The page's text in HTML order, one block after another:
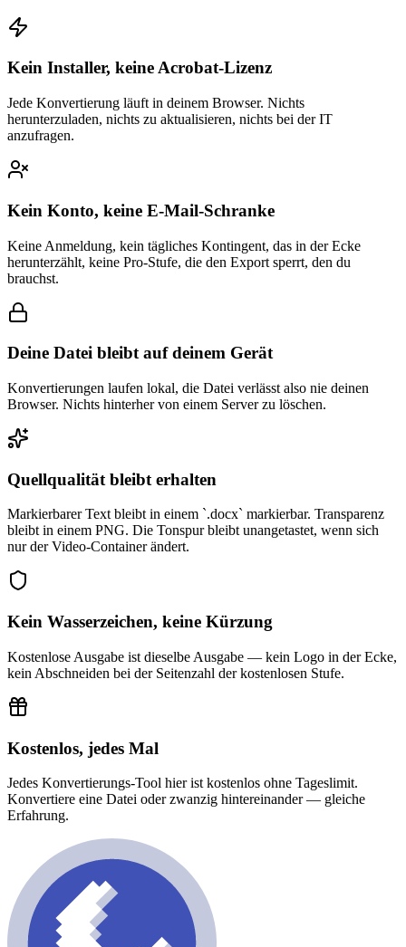
Kein Installer, keine Acrobat-Lizenz
Jede Konvertierung läuft in deinem Browser. Nichts
herunterzuladen, nichts zu aktualisieren, nichts bei der IT
anzufragen.
Kein Konto, keine E-Mail-Schranke
Keine Anmeldung, kein tägliches Kontingent, das in der Ecke
herunterzählt, keine Pro-Stufe, die den Export sperrt, den du
brauchst.
Deine Datei bleibt auf deinem Gerät
Konvertierungen laufen lokal, die Datei verlässt also nie deinen
Browser. Nichts hinterher von einem Server zu löschen.
Quellqualität bleibt erhalten
Markierbarer Text bleibt in einem `.docx` markierbar. Transparenz
bleibt in einem PNG. Die Tonspur bleibt unangetastet, wenn sich
nur der Video-Container ändert.
Kein Wasserzeichen, keine Kürzung
Kostenlose Ausgabe ist dieselbe Ausgabe — kein Logo in der Ecke,
kein Abschneiden bei der Seitenzahl der kostenlosen Stufe.
Kostenlos, jedes Mal
Jedes Konvertierungs-Tool hier ist kostenlos ohne Tageslimit.
Konvertiere eine Datei oder zwanzig hintereinander — gleiche
Erfahrung.